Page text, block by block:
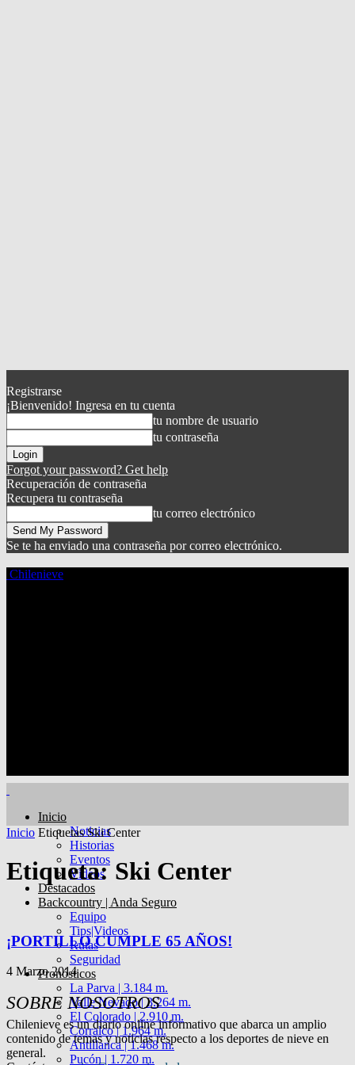
Registrarse
¡Bienvenido! Ingresa en tu cuenta
tu nombre de usuario
tu contraseña
Forgot your password? Get help
Recuperación de contraseña
Recupera tu contraseña
tu correo electrónico
Se te ha enviado una contraseña por correo electrónico.
Chilenieve
Inicio
Noticias
Historias
Eventos
Videos
Destacados
Backcountry | Anda Seguro
Equipo
Tips|Videos
Rutas
Seguridad
Pronósticos
La Parva | 3.184 m.
Valle Nevado | 3.264 m.
El Colorado | 2.910 m.
Corralco | 1.964 m.
Antillanca | 1.468 m.
Pucón | 1.720 m.
Inicio Etiquetas Ski Center
Etiqueta: Ski Center
¡PORTILLO CUMPLE 65 AÑOS!
4 Marzo 2014
SOBRE NOSOTROS
Chilenieve es un diario online informativo que abarca un amplio
contenido de temas y noticias respecto a los deportes de nieve en
general.